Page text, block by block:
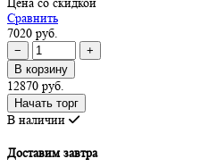
Сравнить
7020 руб.
−
+
В корзину
12870 руб.
Начать торг
В наличии
Доставим завтра